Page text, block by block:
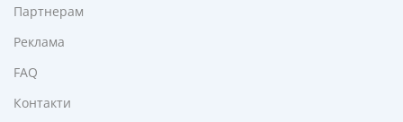
Партнерам
Реклама
FAQ
Контакти